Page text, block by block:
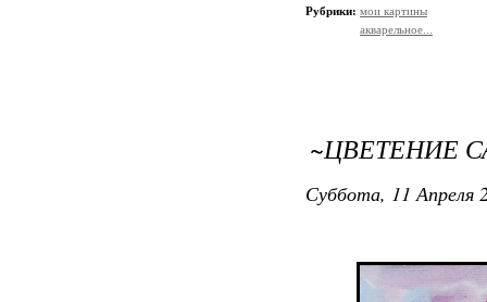
Рубрики: мои картины
акварельное...
~ЦВЕТЕНИЕ
Суббота, 11 Апреля